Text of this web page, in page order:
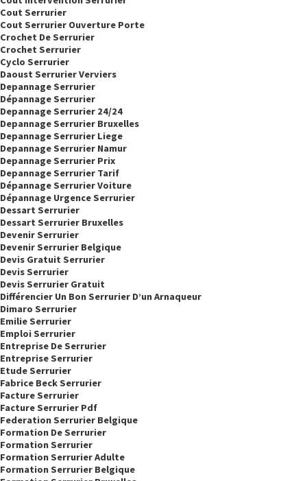
Cout Serrurier
Cout Serrurier Ouverture Porte
Crochet De Serrurier
Crochet Serrurier
Cyclo Serrurier
Daoust Serrurier Verviers
Depannage Serrurier
Dépannage Serrurier
Depannage Serrurier 24/24
Depannage Serrurier Bruxelles
Depannage Serrurier Liege
Depannage Serrurier Namur
Depannage Serrurier Prix
Depannage Serrurier Tarif
Dépannage Serrurier Voiture
Dépannage Urgence Serrurier
Dessart Serrurier
Dessart Serrurier Bruxelles
Devenir Serrurier
Devenir Serrurier Belgique
Devis Gratuit Serrurier
Devis Serrurier
Devis Serrurier Gratuit
Différencier Un Bon Serrurier D’un Arnaqueur
Dimaro Serrurier
Emilie Serrurier
Emploi Serrurier
Entreprise De Serrurier
Entreprise Serrurier
Etude Serrurier
Fabrice Beck Serrurier
Facture Serrurier
Facture Serrurier Pdf
Federation Serrurier Belgique
Formation De Serrurier
Formation Serrurier
Formation Serrurier Adulte
Formation Serrurier Belgique